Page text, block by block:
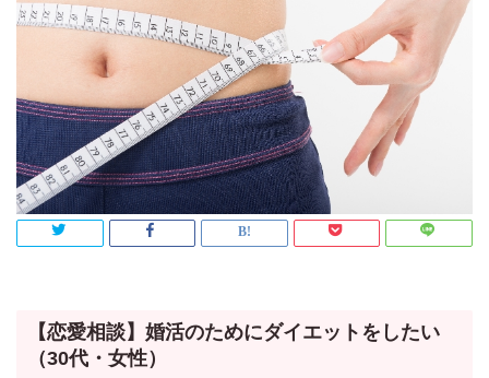
【恋愛相談】婚活のためにダイエットをしたい
（30代・女性）